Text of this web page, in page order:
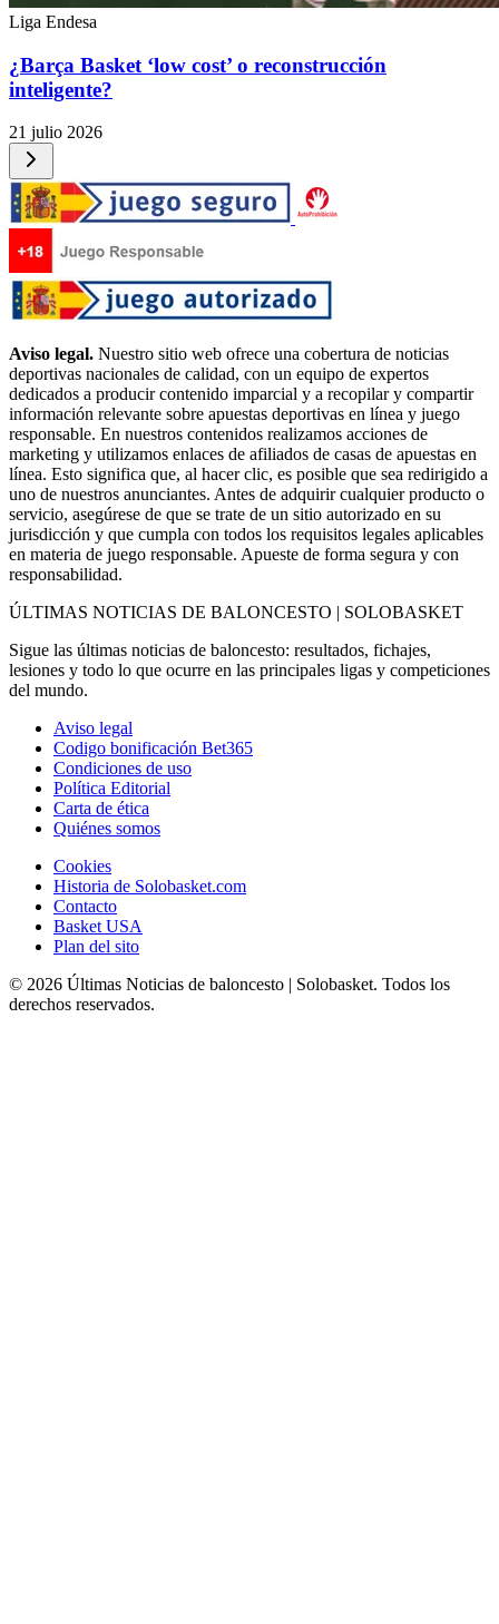
Liga Endesa
¿Barça Basket ‘low cost’ o reconstrucción
inteligente?
21 julio 2026
Aviso legal. Nuestro sitio web ofrece una cobertura de noticias
deportivas nacionales de calidad, con un equipo de expertos
dedicados a producir contenido imparcial y a recopilar y compartir
información relevante sobre apuestas deportivas en línea y juego
responsable. En nuestros contenidos realizamos acciones de
marketing y utilizamos enlaces de afiliados de casas de apuestas en
línea. Esto significa que, al hacer clic, es posible que sea redirigido a
uno de nuestros anunciantes. Antes de adquirir cualquier producto o
servicio, asegúrese de que se trate de un sitio autorizado en su
jurisdicción y que cumpla con todos los requisitos legales aplicables
en materia de juego responsable. Apueste de forma segura y con
responsabilidad.
ÚLTIMAS NOTICIAS DE BALONCESTO | SOLOBASKET
Sigue las últimas noticias de baloncesto: resultados, fichajes,
lesiones y todo lo que ocurre en las principales ligas y competiciones
del mundo.
Aviso legal
Codigo bonificación Bet365
Condiciones de uso
Política Editorial
Carta de ética
Quiénes somos
Cookies
Historia de Solobasket.com
Contacto
Basket USA
Plan del sito
© 2026 Últimas Noticias de baloncesto | Solobasket. Todos los
derechos reservados.